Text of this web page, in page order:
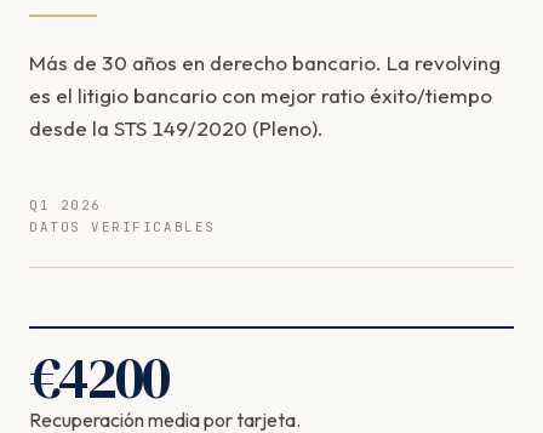
Más de 30 años en derecho bancario. La revolving
es el litigio bancario con mejor ratio éxito/tiempo
desde la STS 149/2020 (Pleno).
Q1 2026
DATOS VERIFICABLES
€4200
Recuperación media por tarjeta.